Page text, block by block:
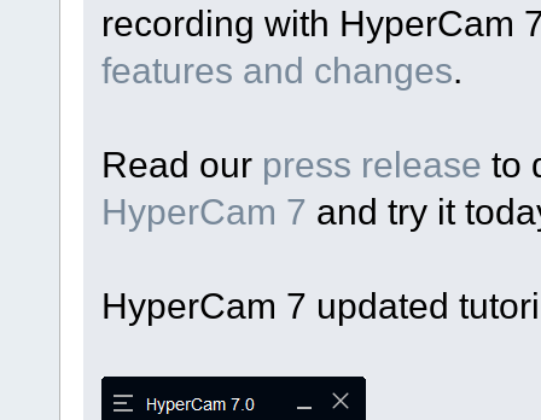
recording with HyperCam
features and changes.
Read our press release to
HyperCam 7 and try it
HyperCam 7 updated